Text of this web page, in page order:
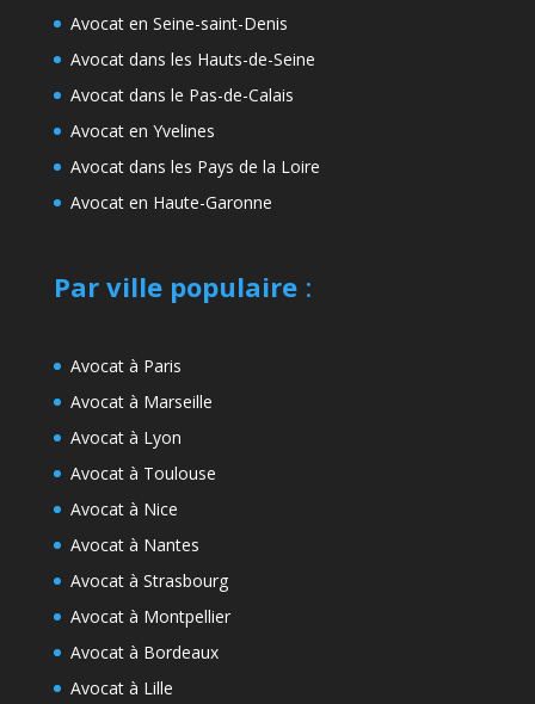
Avocat en Seine-saint-Denis
Avocat dans les Hauts-de-Seine
Avocat dans le Pas-de-Calais
Avocat en Yvelines
Avocat dans les Pays de la Loire
Avocat en Haute-Garonne
Par ville populaire:
Avocat à Paris
Avocat à Marseille
Avocat à Lyon
Avocat à Toulouse
Avocat à Nice
Avocat à Nantes
Avocat à Strasbourg
Avocat à Montpellier
Avocat à Bordeaux
Avocat à Lille